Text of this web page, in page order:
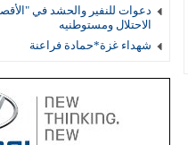
دعوات للنفير والحشد في
الاحتلال ومستوطنيه
شهداء غزة*حمادة فراعنة